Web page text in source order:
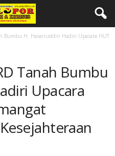
Bumbu H. Hasanuddin Hadiri Upacara HUT
Tanah Bumbu
Upacara